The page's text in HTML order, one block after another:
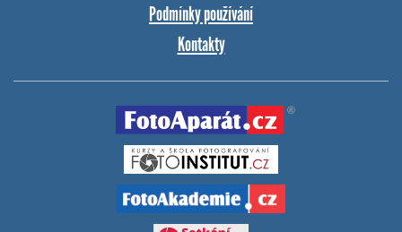
Podmínky používání
Kontakty